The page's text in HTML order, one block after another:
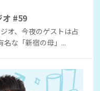
オ #59
オ、今夜のゲストは占
名な「新宿の母」...